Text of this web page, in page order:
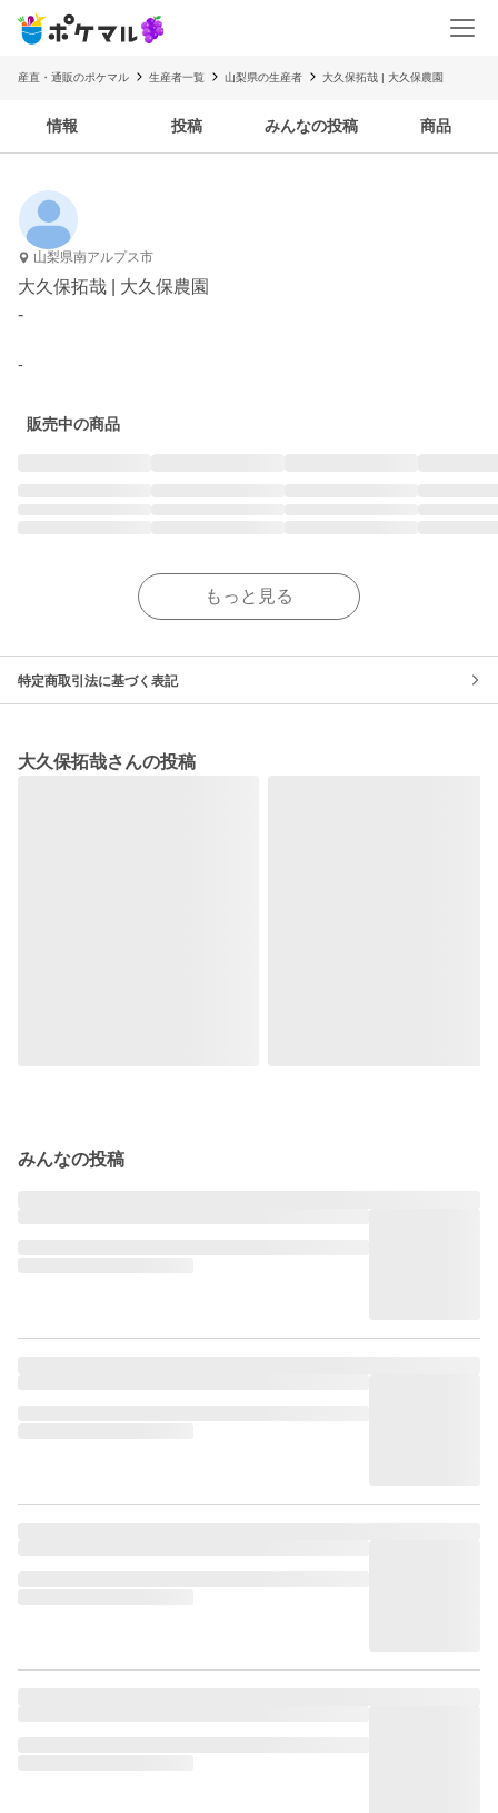
産直・通販のポケマル 生産者一覧 山梨県の生産者 大久保拓哉 | 大久保農園
情報 投稿 みんなの投稿 商品
山梨県南アルプス市
大久保拓哉 | 大久保農園
-
-
販売中の商品
もっと見る
特定商取引法に基づく表記
大久保拓哉さんの投稿
みんなの投稿